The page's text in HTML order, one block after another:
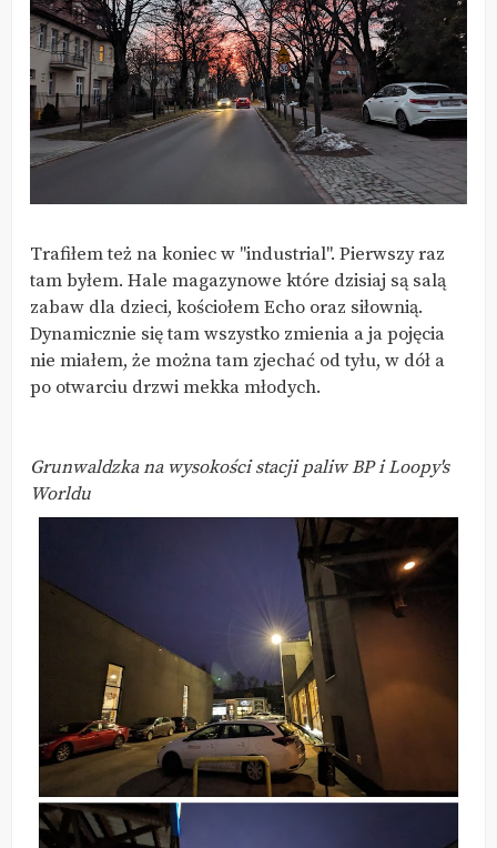
Trafiłem też na koniec w "industrial". Pierwszy raz
tam byłem. Hale magazynowe które dzisiaj są salą
zabaw dla dzieci, kościołem Echo oraz siłownią.
Dynamicznie się tam wszystko zmienia a ja pojęcia
nie miałem, że można tam zjechać od tyłu, w dół a
po otwarciu drzwi mekka młodych.
Grunwaldzka na wysokości stacji paliw BP i Loopy's
Worldu